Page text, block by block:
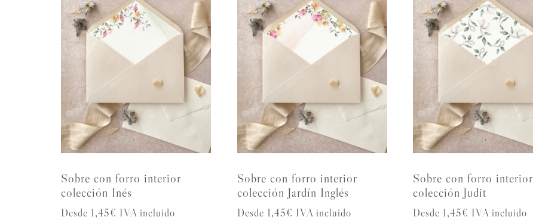
Sobre con forro interior
colección Inés
Desde 1,45€ IVA incluido
Sobre con forro interior
colección Jardín Inglés
Desde 1,45€ IVA incluido
Sobre con forro interior
colección Judit
Desde 1,45€ IVA incluido